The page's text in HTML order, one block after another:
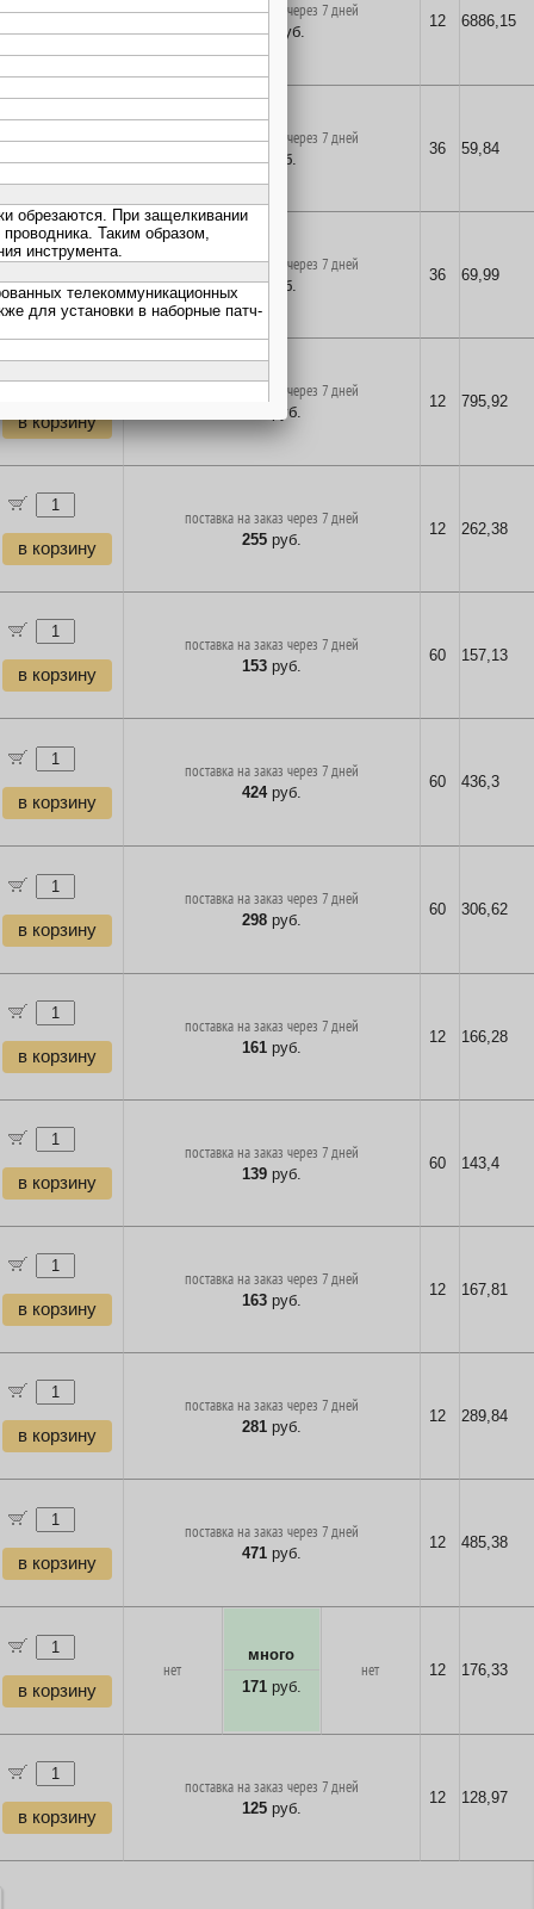
поставка на заказ через 7 дней
6686 руб.
12 6886,15
в корзину
поставка на заказ через 7 дней
58руб.
36 59,84
в корзину
поставка на заказ через 7 дней
68руб.
36 69,99
в корзину
поставка на заказ через 7 дней
руб.
12 795,92
в корзину
поставка на заказ через 7 дней
255руб.
12 262,38
в корзину
поставка на заказ через 7 дней
153руб.
60 157,13
в корзину
поставка на заказ через 7 дней
424руб.
60 436,3
в корзину
поставка на заказ через 7 дней
298руб.
60 306,62
в корзину
поставка на заказ через 7 дней
161руб.
12 166,28
в корзину
поставка на заказ через 7 дней
139руб.
60 143,4
в корзину
поставка на заказ через 7 дней
163руб.
12 167,81
в корзину
поставка на заказ через 7 дней
281руб.
12 289,84
в корзину
поставка на заказ через 7 дней
471руб.
12 485,38
в корзину
нет
много
171руб.
нет 12 176,33
в корзину
поставка на заказ через 7 дней
125руб.
12 128,97